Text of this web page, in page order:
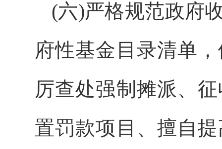
(六)严格规范政府
府性基金目录清单
厉查处强制摊派、
置罚款项目、擅自